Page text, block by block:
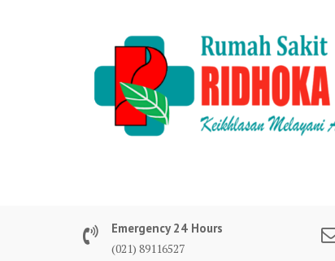
Emergency 24 Hours
(021) 89116527